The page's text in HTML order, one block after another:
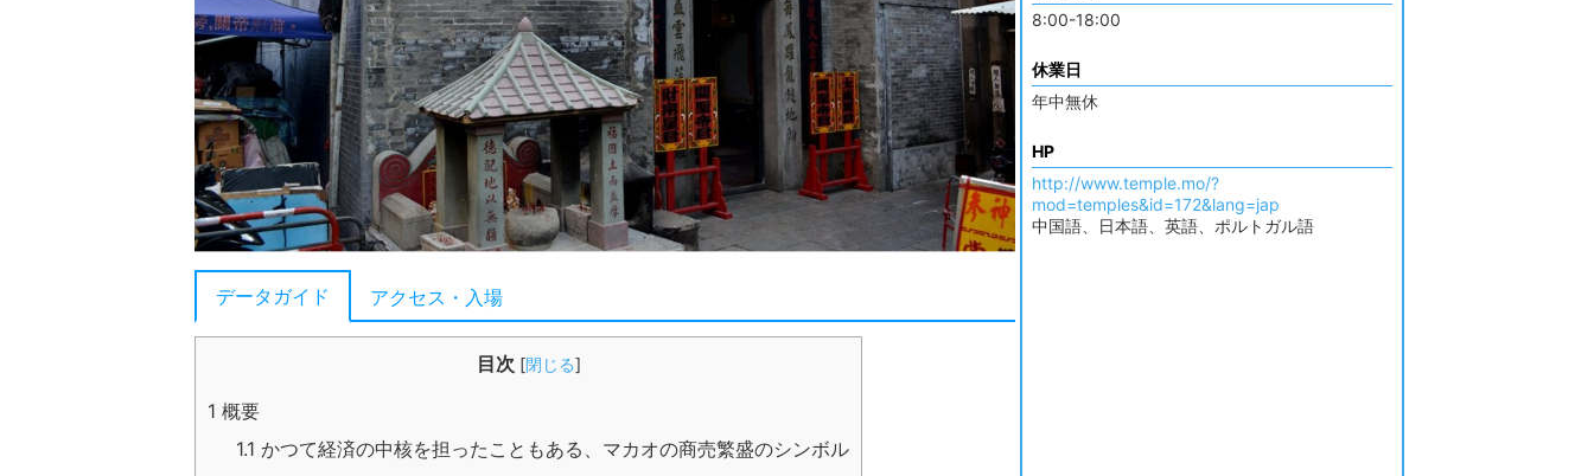
8:00-18:00
休業日
年中無休
HP
http://www.temple.mo/?
mod=temples&id=172&lang=jap
中国語、日本語、英語、ポルトガル語
データガイド アクセス・入場
目次 [閉じる]
1 概要
1.1 かつて経済の中核を担ったこともある、マカオの商売繁盛のシンボル